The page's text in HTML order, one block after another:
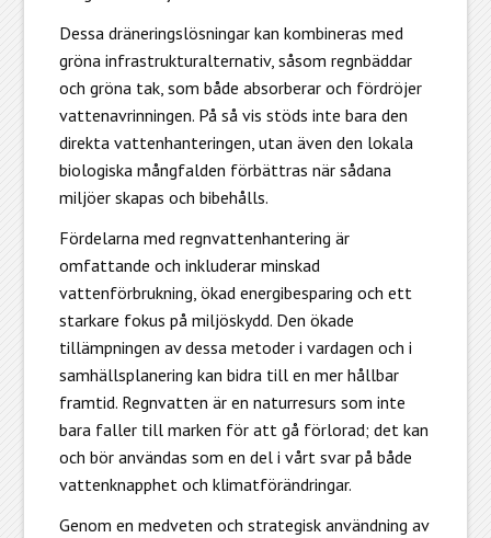
Dessa dräneringslösningar kan kombineras med
gröna infrastrukturalternativ, såsom regnbäddar
och gröna tak, som både absorberar och fördröjer
vattenavrinningen. På så vis stöds inte bara den
direkta vattenhanteringen, utan även den lokala
biologiska mångfalden förbättras när sådana
miljöer skapas och bibehålls.
Fördelarna med regnvattenhantering är
omfattande och inkluderar minskad
vattenförbrukning, ökad energibesparing och ett
starkare fokus på miljöskydd. Den ökade
tillämpningen av dessa metoder i vardagen och i
samhällsplanering kan bidra till en mer hållbar
framtid. Regnvatten är en naturresurs som inte
bara faller till marken för att gå förlorad; det kan
och bör användas som en del i vårt svar på både
vattenknapphet och klimatförändringar.
Genom en medveten och strategisk användning av